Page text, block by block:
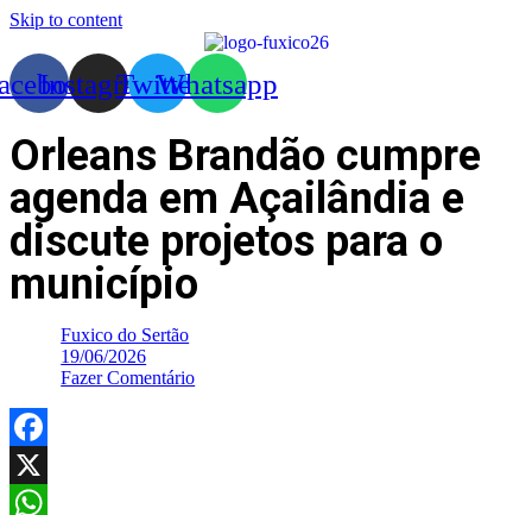
Skip to content
InstagramTwitterWhatsapp
Orleans Brandão cumpre
agenda em Açailândia e
discute projetos para o
município
Fuxico do Sertão
19/06/2026
Fazer Comentário
Facebook
X